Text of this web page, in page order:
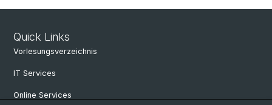
Quick Links
Vorlesungsverzeichnis
IT Services
Online Services